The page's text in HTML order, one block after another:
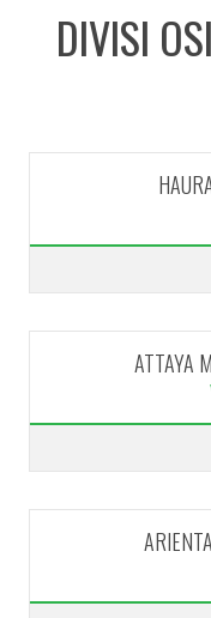
DIVISI
ATTAYA